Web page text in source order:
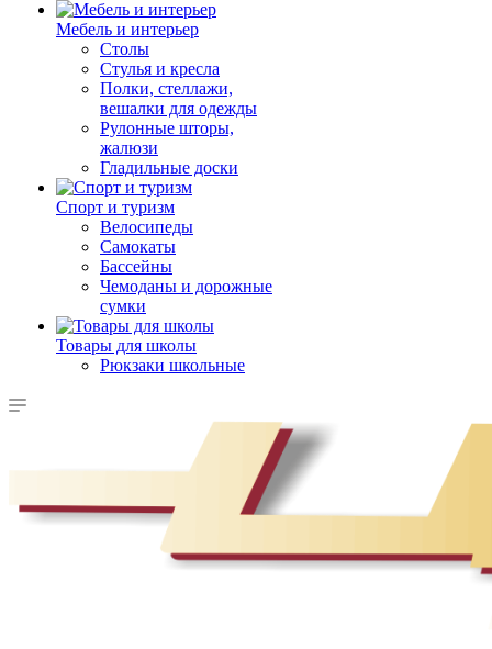
Мебель и интерьер
Столы
Стулья и кресла
Полки, стеллажи,
вешалки для одежды
Рулонные шторы,
жалюзи
Гладильные доски
Спорт и туризм
Велосипеды
Самокаты
Бассейны
Чемоданы и дорожные
сумки
Товары для школы
Рюкзаки школьные